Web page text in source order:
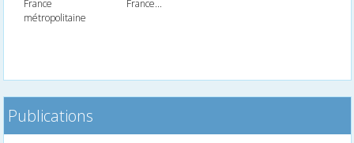
France
métropolitaine
France...
Publications